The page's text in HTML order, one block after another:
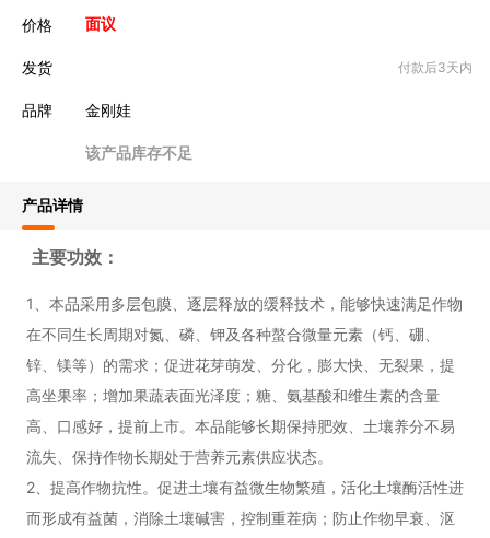
价格 面议
发货 付款后3天内
品牌 金刚娃
该产品库存不足
产品详情
主要功效：
1、本品采用多层包膜、逐层释放的缓释技术，能够快速满足作物
在不同生长周期对氮、磷、钾及各种螯合微量元素（钙、硼、
锌、镁等）的需求；促进花芽萌发、分化，膨大快、无裂果，提
高坐果率；增加果蔬表面光泽度；糖、氨基酸和维生素的含量
高、口感好，提前上市。本品能够长期保持肥效、土壤养分不易
流失、保持作物长期处于营养元素供应状态。
2、提高作物抗性。促进土壤有益微生物繁殖，活化土壤酶活性进
而形成有益菌，消除土壤碱害，控制重茬病；防止作物早衰、沤